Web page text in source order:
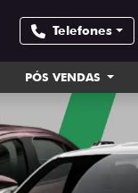
Telefones
PÓS VENDAS